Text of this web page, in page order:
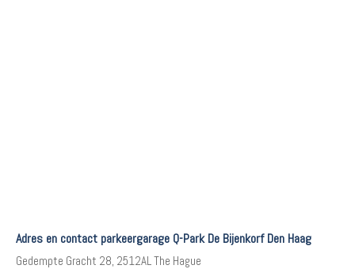
Adres en contact parkeergarage Q-Park De Bijenkorf Den Haag
Gedempte Gracht 28, 2512AL The Hague